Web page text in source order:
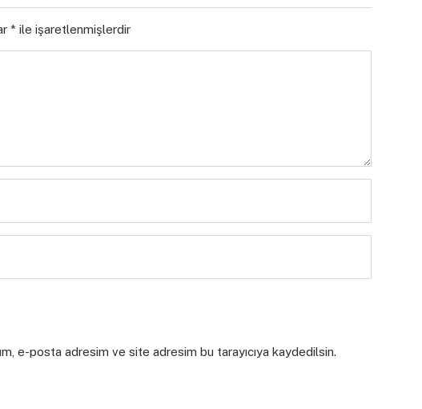
* ile işaretlenmişlerdir
e-posta adresim ve site adresim bu tarayıcıya kaydedilsin.